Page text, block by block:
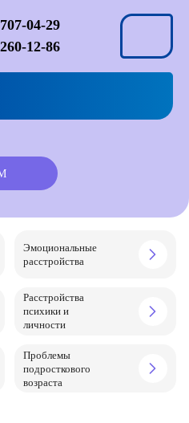
04-29
12-86
Эмоциональные
расстройства
Расстройства
психики и
личности
Проблемы
подросткового
возраста